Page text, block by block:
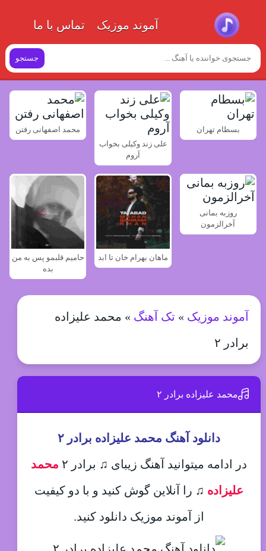
آموند موزیک تماس با ما
جستجو
بسطام تهران
علی زند وکیلی بخواب
آروم
محمد اصفهانی رفتن
روزبه بمانی
آخرالزمون
ماهان بهرام خان تا ابد
حامیم قلبمو پس به من
بده
آموند موزیک » تک آهنگ » محمد علیزاده
برادر ۲
محمد علیزاده برادر ۲
دانلود آهنگ محمد علیزاده برادر ۲
در ادامه میتوانید آهنگ زیبای ♫ برادر ۲
محمد
علیزاده ♫ را آنلاین گوش کنید و با دو کیفیت
از آموند موزیک دانلود کنید.